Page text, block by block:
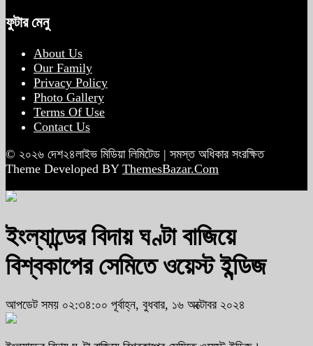
ফুটার মেনু
About Us
Our Family
Privacy Policy
Photo Gallery
Terms Of Use
Contact Us
© ২০২৬ দেশ২৪লাইভ মিডিয়া লিমিটেড | সমস্ত অধিকার সংরক্ষিত
Theme Developed BY ThemesBazar.Com
ইংল্যান্ডের বিদায় ঘণ্টা বাজিয়ে
বিশ্বকাপের সেমিতে ওয়েস্ট ইন্ডিজ
আপডেট সময় ০২:৩৪:০০ পূর্বাহ্ন, বুধবার, ১৬ অক্টোবর ২০২৪